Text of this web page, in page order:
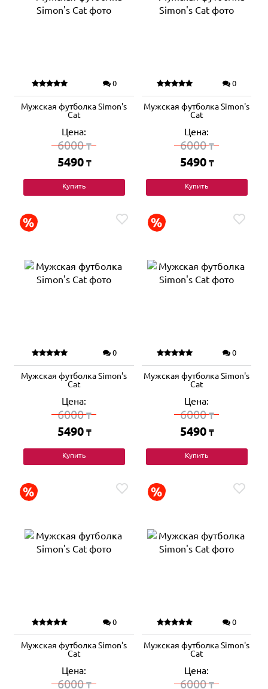
0
Мужская футболка Simon's
Cat
Цена:
6000₸
5490 ₸
Купить
0
Мужская футболка Simon's
Cat
Цена:
6000₸
5490 ₸
Купить
0
Мужская футболка Simon's
Cat
Цена:
6000₸
5490 ₸
Купить
0
Мужская футболка Simon's
Cat
Цена:
6000₸
5490 ₸
Купить
0
Мужская футболка Simon's
Cat
Цена:
6000₸
0
Мужская футболка Simon's
Cat
Цена:
6000₸